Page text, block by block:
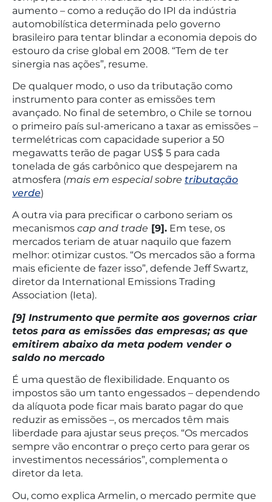
aumento – como a redução do IPI da indústria
automobilística determinada pelo governo
brasileiro para tentar blindar a economia depois do
estouro da crise global em 2008. “Tem de ter
sinergia nas ações”, resume.
De qualquer modo, o uso da tributação como
instrumento para conter as emissões tem
avançado. No final de setembro, o Chile se tornou
o primeiro país sul-americano a taxar as emissões –
termelétricas com capacidade superior a 50
megawatts terão de pagar US$ 5 para cada
tonelada de gás carbônico que despejarem na
atmosfera (mais em especial sobre tributação
verde)
A outra via para precificar o carbono seriam os
mecanismos cap and trade [9]. Em tese, os
mercados teriam de atuar naquilo que fazem
melhor: otimizar custos. “Os mercados são a forma
mais eficiente de fazer isso”, defende Jeff Swartz,
diretor da International Emissions Trading
Association (Ieta).
[9] Instrumento que permite aos governos criar
tetos para as emissões das empresas; as que
emitirem abaixo da meta podem vender o
saldo no mercado
É uma questão de flexibilidade. Enquanto os
impostos são um tanto engessados – dependendo
da alíquota pode ficar mais barato pagar do que
reduzir as emissões –, os mercados têm mais
liberdade para ajustar seus preços. “Os mercados
sempre vão encontrar o preço certo para gerar os
investimentos necessários”, complementa o
diretor da Ieta.
Ou, como explica Armelin, o mercado permite que